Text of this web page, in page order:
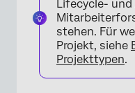
Visualisierungen
Text
Bild
Lifecycle-
stehen. Für
Projekt, siehe
Projekttypen.